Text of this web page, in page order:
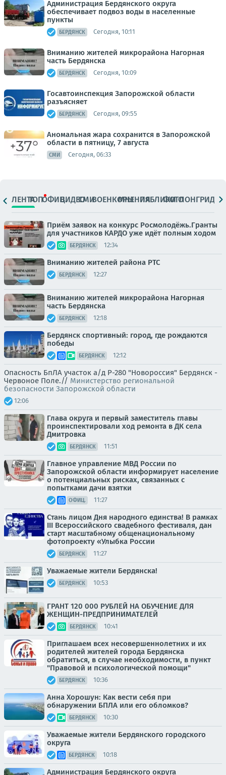
Администрация Бердянского округа
обеспечивает подвоз воды в населенные
пункты
БЕРДЯНСК Сегодня, 10:11
Вниманию жителей микрорайона Нагорная
часть Бердянска
БЕРДЯНСК Сегодня, 10:09
Госавтоинспекция Запорожской области
разъясняет
БЕРДЯНСК Сегодня, 09:55
Аномальная жара сохранится в Запорожской
области в пятницу, 7 августа
СМИ Сегодня, 06:33
ЛЕНТАТОПОФИЦ.ВИДЕОСМИВОЕНКОРЫМНЕНИЯПАБЛИКИ
ФОТОЛОНГРИДЫ
Приём заявок на конкурс Росмолодёжь.Гранты
для участников КАРДО уже идёт полным ходом
БЕРДЯНСК 12:34
Вниманию жителей района РТС
БЕРДЯНСК 12:27
Вниманию жителей микрорайона Нагорная
часть Бердянска
БЕРДЯНСК 12:18
Бердянск спортивный: город, где рождаются
победы
БЕРДЯНСК 12:12
Опасность БпЛА участок а/д Р-280 "Новороссия" Бердянск -
Червоное Поле.// Министерство региональной
безопасности Запорожской области
12:06
Глава округа и первый заместитель главы
проинспектировали ход ремонта в ДК села
Дмитровка
БЕРДЯНСК 11:51
Главное управление МВД России по
Запорожской области информирует население
о потенциальных рисках, связанных с
попытками дачи взятки
ОФИЦ. 11:27
Стань лицом Дня народного единства! В рамках
III Всероссийского свадебного фестиваля, дан
старт масштабному общенациональному
фотопроекту «Улыбка России
БЕРДЯНСК 11:27
Уважаемые жители Бердянска!
БЕРДЯНСК 10:53
ГРАНТ 120 000 РУБЛЕЙ НА ОБУЧЕНИЕ ДЛЯ
ЖЕНЩИН-ПРЕДПРИНИМАТЕЛЕЙ
БЕРДЯНСК 10:41
Приглашаем всех несовершеннолетних и их
родителей жителей города Бердянска
обратиться, в случае необходимости, в пункт
"Правовой и психологической помощи"
БЕРДЯНСК 10:36
Анна Хорошун: Как вести себя при
обнаружении БПЛА или его обломков?
БЕРДЯНСК 10:30
Уважаемые жители Бердянского городского
округа
БЕРДЯНСК 10:18
Администрация Бердянского округа